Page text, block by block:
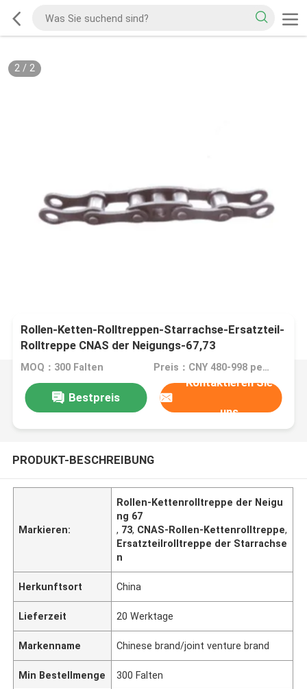
2/ 2
Rollen-Ketten-Rolltreppen-Starrachse-Ersatzteil-
Rolltreppe CNAS der Neigungs-67,73
MOQ：300 Falten Preis：CNY 480-998 per fold
Bestpreis
Kontaktieren Sie
uns
PRODUKT-BESCHREIBUNG
Markieren:
Rollen-Kettenrolltreppe der Neigu
ng 67
, 73, CNAS-Rollen-Kettenrolltreppe,
Ersatzteilrolltreppe der Starrachse
n
Herkunftsort China
Lieferzeit 20 Werktage
Markenname Chinese brand/joint venture brand
Min Bestellmenge 300 Falten